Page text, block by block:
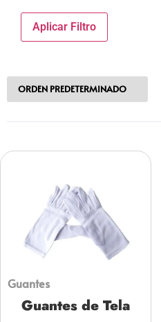
Aplicar Filtro
Guantes
Guantes de Tela